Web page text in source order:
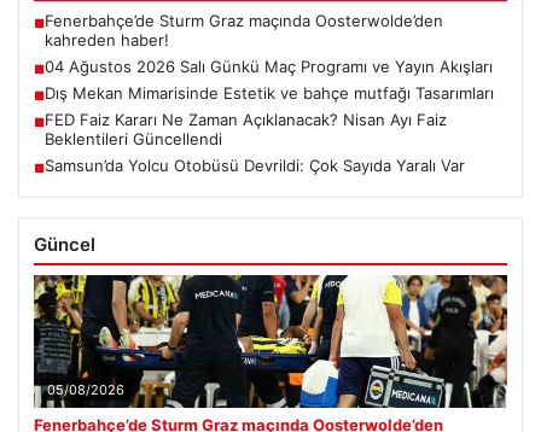
■Fenerbahçe’de Sturm Graz maçında Oosterwolde’den
kahreden haber!
■04 Ağustos 2026 Salı Günkü Maç Programı ve Yayın Akışları
■Dış Mekan Mimarisinde Estetik ve bahçe mutfağı Tasarımları
■FED Faiz Kararı Ne Zaman Açıklanacak? Nisan Ayı Faiz
Beklentileri Güncellendi
■Samsun’da Yolcu Otobüsü Devrildi: Çok Sayıda Yaralı Var
Güncel
05/08/2026
Fenerbahçe’de Sturm Graz maçında Oosterwolde’den